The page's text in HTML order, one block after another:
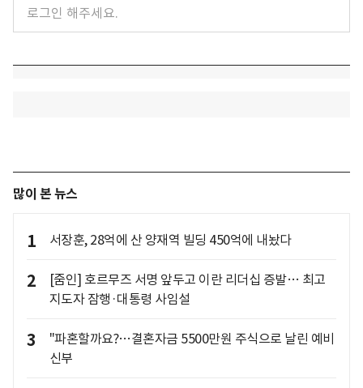
많이 본 뉴스
1 서장훈, 28억에 산 양재역 빌딩 450억에 내놨다
2
[줌인] 호르무즈 서명 앞두고 이란 리더십 증발… 최고
지도자 잠행·대통령 사임설
3
"파혼할까요?…결혼자금 5500만원 주식으로 날린 예비
신부